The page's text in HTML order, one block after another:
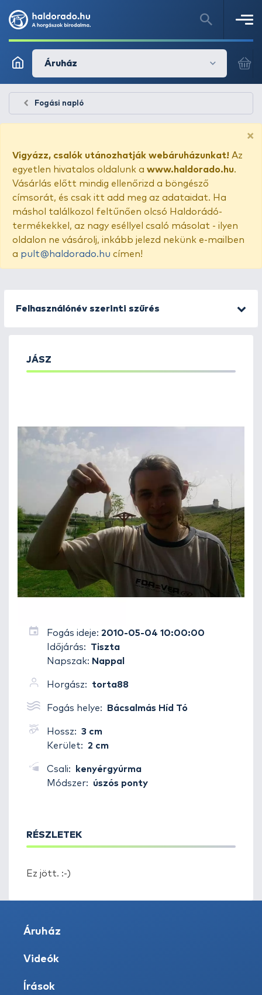
Áruház
Fogási napló
×
Vigyázz, csalók utánozhatják webáruházunkat! Az
egyetlen hivatalos oldalunk a www.haldorado.hu.
Vásárlás előtt mindig ellenőrizd a böngésző
címsorát, és csak itt add meg az adataidat. Ha
máshol találkozol feltűnően olcsó Haldorádó-
termékekkel, az nagy eséllyel csaló másolat - ilyen
oldalon ne vásárolj, inkább jelezd nekünk e-mailben
a pult@haldorado.hu címen!
Felhasználónév szerinti szűrés
JÁSZ
Fogás ideje: 2010-05-04 10:00:00
Időjárás:
Tiszta
Napszak: Nappal
Horgász: torta88
Fogás helye: Bácsalmás Híd Tó
Hossz: 3 cm
Kerület: 2 cm
Csali:
kenyérgyúrma
Módszer:
úszós ponty
RÉSZLETEK
Ez jött. :-)
Áruház
Videók
Írások